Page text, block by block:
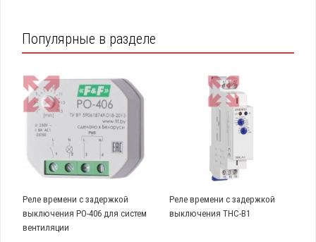
Популярные в разделе
Реле времени с задержкой
выключения PO-406 для систем
вентиляции
Реле времени с задержкой
выключения THC-B1